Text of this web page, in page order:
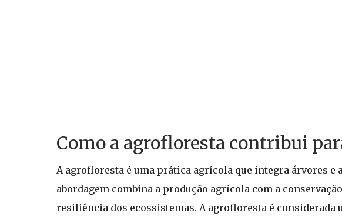
Como a agrofloresta contribui
A agrofloresta é uma prática agrícola que integra árvores e
abordagem combina a produção agrícola com a
resiliência dos ecossistemas. A agrofloresta é considerada